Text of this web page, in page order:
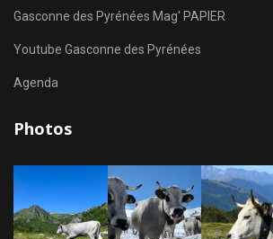
Gasconne des Pyrénées Mag' PAPIER
Youtube Gasconne des Pyrénées
Agenda
Photos